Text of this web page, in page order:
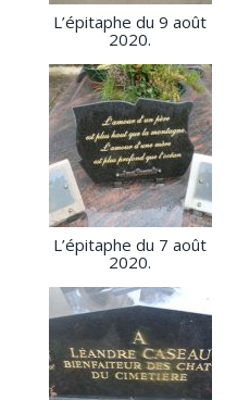
L’épitaphe du 9 août
2020.
L’épitaphe du 7 août
2020.